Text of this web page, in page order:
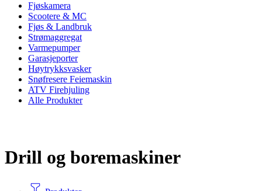
Fjøskamera
Scootere & MC
Fjøs & Landbruk
Strømaggregat
Varmepumper
Garasjeporter
Høytrykksvasker
Snøfresere Feiemaskin
ATV Firehjuling
Alle Produkter
Drill og boremaskiner